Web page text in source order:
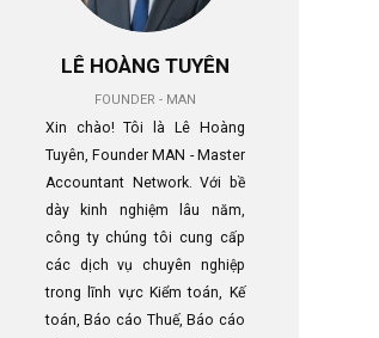
LÊ HOÀNG TUYÊN
FOUNDER - MAN
Xin chào! Tôi là Lê Hoàng
Tuyên, Founder MAN - Master
Accountant Network. Với bề
dày kinh nghiệm lâu năm,
công ty chúng tôi cung cấp
các dịch vụ chuyên nghiệp
trong lĩnh vực Kiểm toán, Kế
toán, Báo cáo Thuế, Báo cáo